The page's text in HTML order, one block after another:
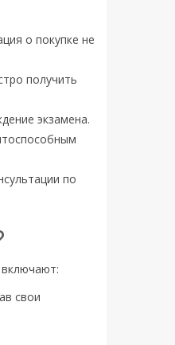
о покупке не
получить
экзамена.
по
свои